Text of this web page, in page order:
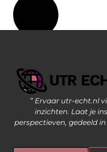
” Ervaar utr-echt.nl
inzichten. Laat je
perspectieven, gedeeld